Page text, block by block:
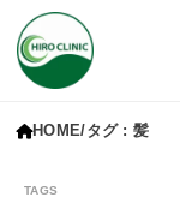
HOME タグ : 髪